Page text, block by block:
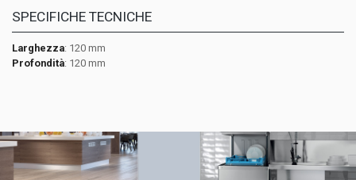
SPECIFICHE TECNICHE
Larghezza: 120 mm
Profondità: 120 mm